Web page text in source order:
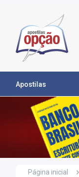
Apostilas
Página inicial